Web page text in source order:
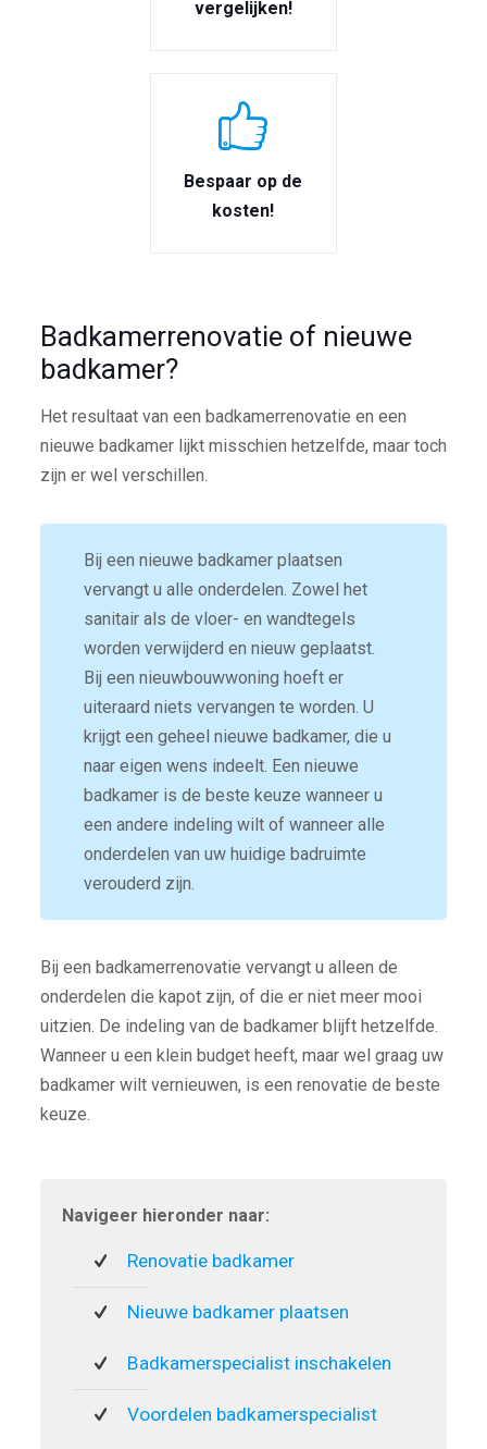
vergelijken!
Bespaar op de
kosten!
Badkamerrenovatie of nieuwe
badkamer?
Het resultaat van een badkamerrenovatie en een
nieuwe badkamer lijkt misschien hetzelfde, maar toch
zijn er wel verschillen.
Bij een nieuwe badkamer plaatsen
vervangt u alle onderdelen. Zowel het
sanitair als de vloer- en wandtegels
worden verwijderd en nieuw geplaatst.
Bij een nieuwbouwwoning hoeft er
uiteraard niets vervangen te worden. U
krijgt een geheel nieuwe badkamer, die u
naar eigen wens indeelt. Een nieuwe
badkamer is de beste keuze wanneer u
een andere indeling wilt of wanneer alle
onderdelen van uw huidige badruimte
verouderd zijn.
Bij een badkamerrenovatie vervangt u alleen de
onderdelen die kapot zijn, of die er niet meer mooi
uitzien. De indeling van de badkamer blijft hetzelfde.
Wanneer u een klein budget heeft, maar wel graag uw
badkamer wilt vernieuwen, is een renovatie de beste
keuze.
Navigeer hieronder naar:
Renovatie badkamer
Nieuwe badkamer plaatsen
Badkamerspecialist inschakelen
Voordelen badkamerspecialist